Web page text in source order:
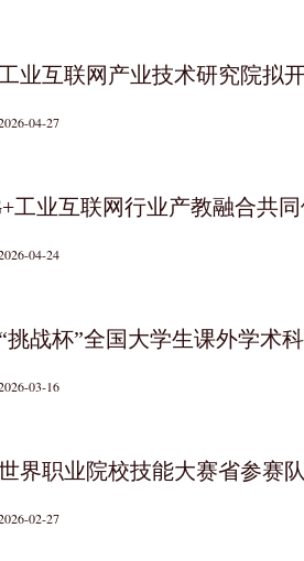
业互联网产业技术研究院拟
04-27
04-24
挑战杯”全国大学生课外学术
03-16
界职业院校技能大赛省参赛
02-27